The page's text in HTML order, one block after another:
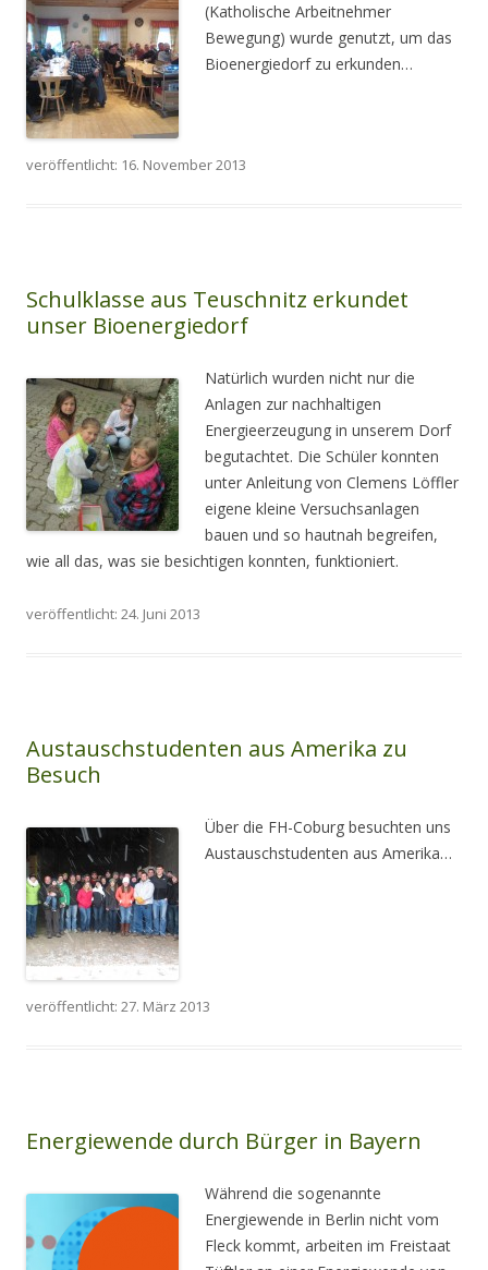
(Katholische Arbeitnehmer
Bewegung) wurde genutzt, um das
Bioenergiedorf zu erkunden…
veröffentlicht: 16. November 2013
Schulklasse aus Teuschnitz erkundet
unser Bioenergiedorf
Natürlich wurden nicht nur die
Anlagen zur nachhaltigen
Energieerzeugung in unserem Dorf
begutachtet. Die Schüler konnten
unter Anleitung von Clemens Löffler
eigene kleine Versuchsanlagen
bauen und so hautnah begreifen,
wie all das, was sie besichtigen konnten, funktioniert.
veröffentlicht: 24. Juni 2013
Austauschstudenten aus Amerika zu
Besuch
Über die FH-Coburg besuchten uns
Austauschstudenten aus Amerika…
veröffentlicht: 27. März 2013
Energiewende durch Bürger in Bayern
Während die sogenannte
Energiewende in Berlin nicht vom
Fleck kommt, arbeiten im Freistaat